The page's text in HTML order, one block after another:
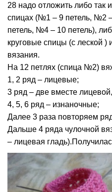
28 надо отложить либо так
спицах (№1 – 9 петель, №2
петель, №4 – 10 петель),
круговые спицы (с леской )
вязания.
На 12 петлях (спица №2)
1, 2 ряд – лицевые;
3 ряд – две вместе
4, 5, 6 ряд – изнаночные;
Далее 3 раза повторяем
Дальше 4 ряда чулочной
– лицевая